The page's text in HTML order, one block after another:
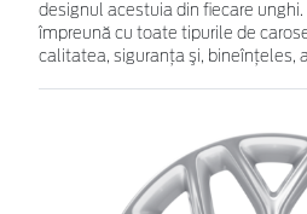
designul acestuia din fiecare
împreună cu toate tipurile de
calitatea, siguranţa şi, bineînţeles,